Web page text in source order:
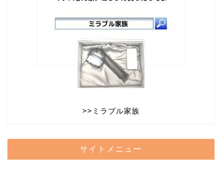
>> ミラブル家族
サイトメニュー